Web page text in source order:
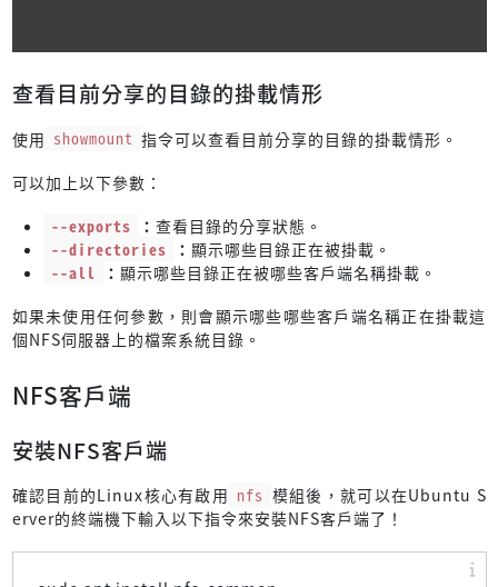
查看目前分享的目錄的掛載情形
使用 showmount 指令可以查看目前分享的目錄的掛載情形。
可以加上以下參數：
--exports
： 查看目錄的分享狀態。
--directories
： 顯示哪些目錄正在被掛載。
--all
： 顯示哪些目錄正在被哪些客戶端名稱掛載。
如果未使用任何參數，則會顯示哪些哪些客戶端名稱正在掛載這
個NFS伺服器上的檔案系統目錄。
NFS客戶端
安裝NFS客戶端
確認目前的Linux核心有啟用 nfs 模組後，就可以在Ubuntu S
erver的終端機下輸入以下指令來安裝NFS客戶端了！